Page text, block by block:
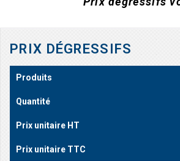
PRIX DÉGRESSIFS
Produits
Quantité
Prix unitaire HT
Prix unitaire TTC